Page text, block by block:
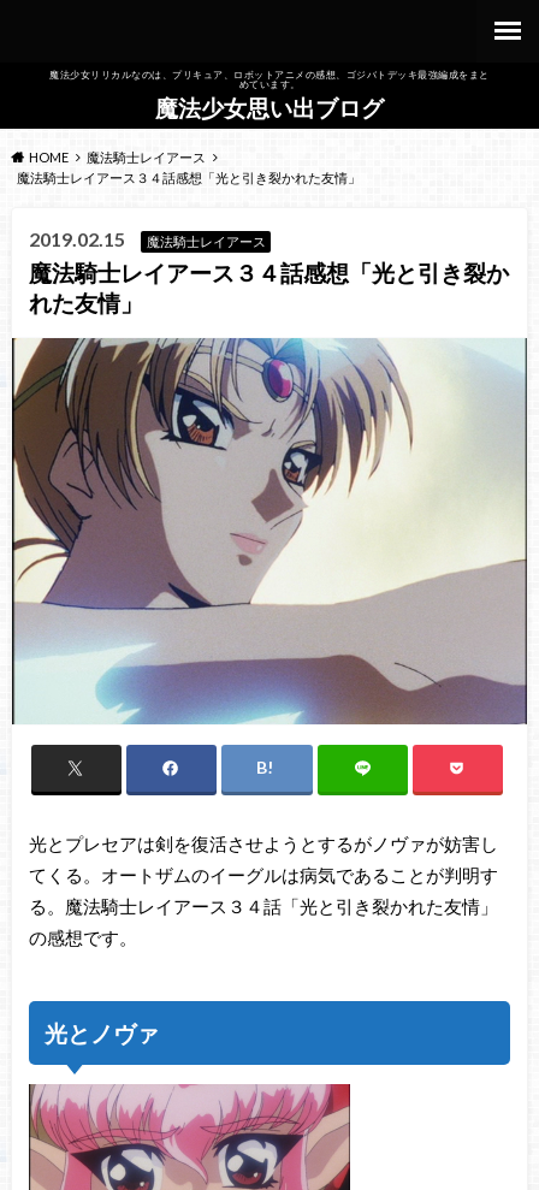
魔法少女リリカルなのは、プリキュア、ロボットアニメの感想、ゴジバトデッキ最強編成をまと
めています。
魔法少女思い出ブログ
HOME
魔法騎士レイアース
魔法騎士レイアース３４話感想「光と引き裂かれた友情」
2019.02.15 魔法騎士レイアース
魔法騎士レイアース３４話感想「光と引き裂か
れた友情」
光とプレセアは剣を復活させようとするがノヴァが妨害し
てくる。オートザムのイーグルは病気であることが判明す
る。魔法騎士レイアース３４話「光と引き裂かれた友情」
の感想です。
光とノヴァ